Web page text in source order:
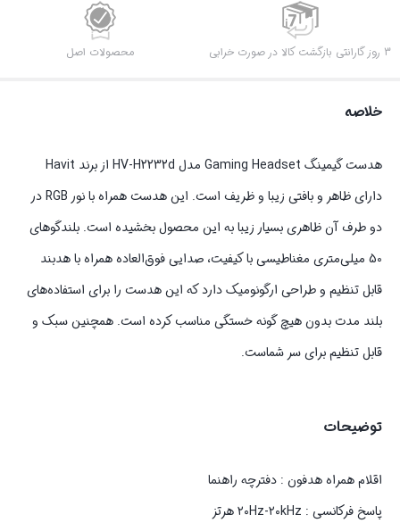
3 روز گارانتی بازگشت کالا در صورت خرابی محصولات اصل
خلاصه
هدست گیمینگ Gaming Headset مدل HV-H2232d از برند Havit
دارای ظاهر و بافتی زیبا و ظریف است. این هدست همراه با نور RGB در
دو طرف آن ظاهری بسیار زیبا به این محصول بخشیده است. بلندگوهای
50 میلی‌متری مغناطیسی با کیفیت، صدایی فوق‌العاده همراه با هدبند
قابل تنظیم و طراحی ارگونومیک دارد که این هدست را برای استفاده‌های
بلند مدت بدون هیچ گونه خستگی مناسب کرده است. همچنین سبک و
قابل تنظیم برای سر شماست.
توضیحات
اقلام همراه هدفون : دفترچه راهنما
پاسخ فرکانسی : ۲۰Hz-۲۰kHz هرتز